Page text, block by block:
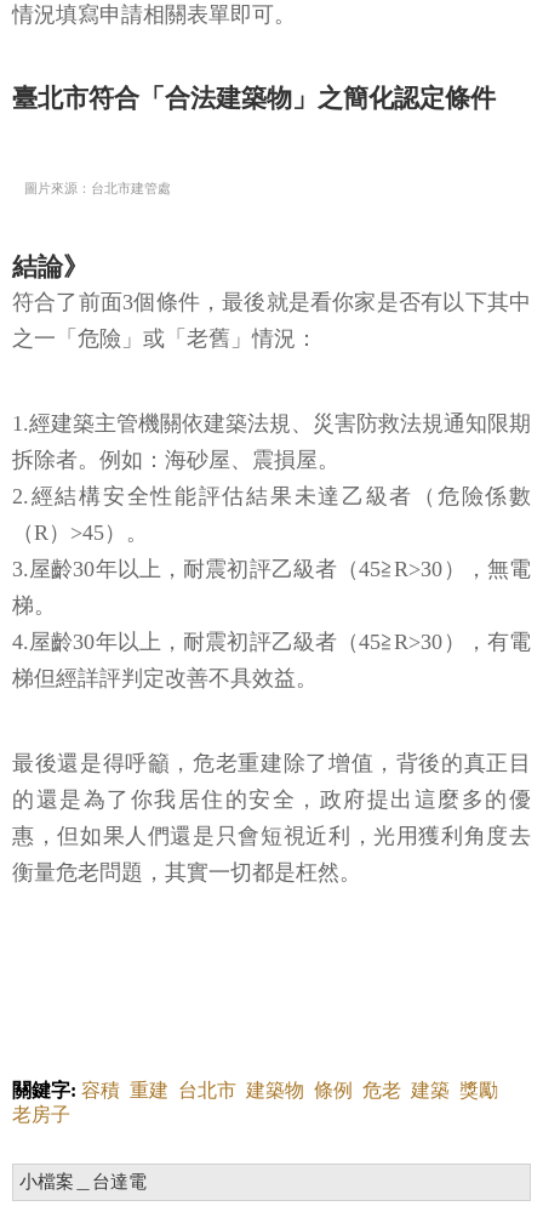
情況填寫申請相關表單即可。
臺北市符合「合法建築物」之簡化認定條件
圖片來源：台北市建管處
結論》
符合了前面3個條件，最後就是看你家是否有以下其中
之一「危險」或「老舊」情況：
1.經建築主管機關依建築法規、災害防救法規通知限期
拆除者。例如：海砂屋、震損屋。
2.經結構安全性能評估結果未達乙級者（危險係數
（R）>45）。
3.屋齡30年以上，耐震初評乙級者（45≧R>30），無電
梯。
4.屋齡30年以上，耐震初評乙級者（45≧R>30），有電
梯但經詳評判定改善不具效益。
最後還是得呼籲，危老重建除了增值，背後的真正目
的還是為了你我居住的安全，政府提出這麼多的優
惠，但如果人們還是只會短視近利，光用獲利角度去
衡量危老問題，其實一切都是枉然。
關鍵字: 容積 重建 台北市 建築物 條例 危老 建築 獎勵
老房子
小檔案＿台達電